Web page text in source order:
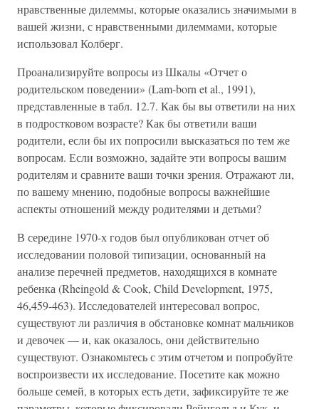
нравственные дилеммы, которые оказались значимыми в
вашей жизни, с нравственными дилеммами, которые
использовал Колберг.
Проанализируйте вопросы из Шкалы «Отчет о
родительском поведении» (Lam-born et al., 1991),
представленные в табл. 12.7. Как бы вы ответили на них
в подростковом возрасте? Как бы ответили ваши
родители, если бы их попросили высказаться по тем же
вопросам. Если возможно, задайте эти вопросы вашим
родителям и сравните ваши точки зрения. Отражают ли,
по вашему мнению, подобные вопросы важнейшие
аспекты отношений между родителями и детьми?
В середине 1970-х годов был опубликован отчет об
исследовании половой типизации, основанный на
анализе перечней предметов, находящихся в комнате
ребенка (Rheingold & Cook, Child Development, 1975,
46,459-463). Исследователей интересовал вопрос,
существуют ли различия в обстановке комнат мальчиков
и девочек — и, как оказалось, они действительно
существуют. Ознакомьтесь с этим отчетом и попробуйте
воспроизвести их исследование. Посетите как можно
больше семей, в которых есть дети, зафиксируйте те же